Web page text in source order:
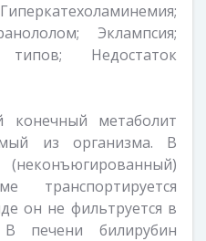
Эклампсия;
Недостаток
конечный метаболит
из организма. В
транспортируется
он не фильтруется в
В печени билирубин